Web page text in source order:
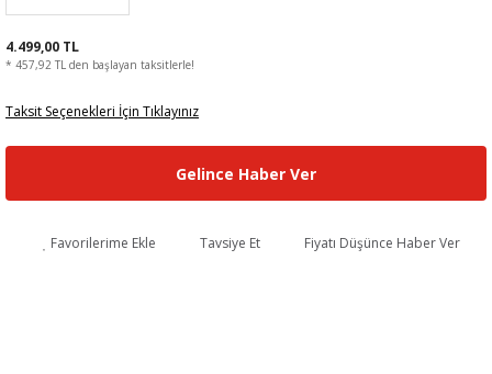
4.499,00 TL
* 457,92 TL den başlayan taksitlerle!
Taksit Seçenekleri İçin Tıklayınız
Gelince Haber Ver
Favorilerime Ekle Tavsiye Et Fiyatı Düşünce Haber Ver